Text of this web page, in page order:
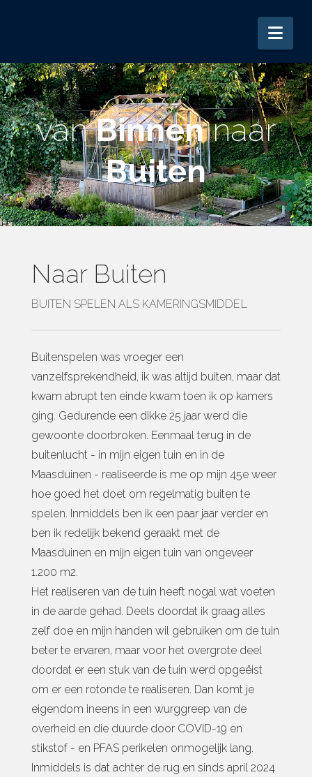
vanBinnennaar
Buiten
Naar Buiten
BUITEN SPELEN ALS KAMERINGSMIDDEL
Buitenspelen was vroeger een
vanzelfsprekendheid, ik was altijd buiten, maar dat
kwam abrupt ten einde kwam toen ik op kamers
ging. Gedurende een dikke 25 jaar werd die
gewoonte doorbroken. Eenmaal terug in de
buitenlucht - in mijn eigen tuin en in de
Maasduinen - realiseerde is me op mijn 45e weer
hoe goed het doet om regelmatig buiten te
spelen. Inmiddels ben ik een paar jaar verder en
ben ik redelijk bekend geraakt met de
Maasduinen en mijn eigen tuin van ongeveer
1.200 m2.
Het realiseren van de tuin heeft nogal wat voeten
in de aarde gehad. Deels doordat ik graag alles
zelf doe en mijn handen wil gebruiken om de tuin
beter te ervaren, maar voor het overgrote deel
doordat er een stuk van de tuin werd opgeëist
om er een rotonde te realiseren. Dan komt je
eigendom ineens in een wurggreep van de
overheid en die duurde door COVID-19 en
stikstof - en PFAS perikelen onmogelijk lang.
Inmiddels is dat achter de rug en sinds april 2024